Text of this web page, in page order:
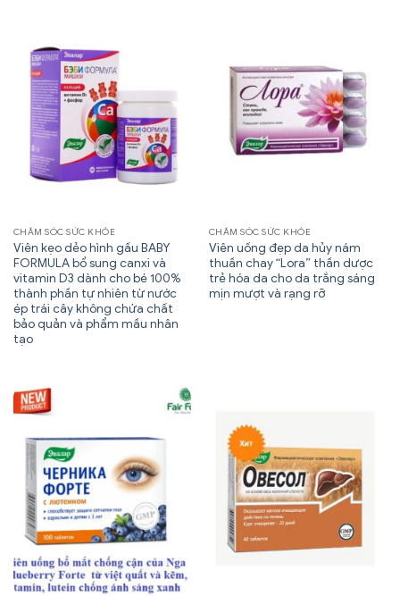
CHĂM SÓC SỨC KHỎE
Viên kẹo dẻo hình gấu BABY
FORMULA bổ sung canxi và
vitamin D3 dành cho bé 100%
thành phần tự nhiên từ nước
ép trái cây không chứa chất
bảo quản và phẩm mầu nhân
tạo
CHĂM SÓC SỨC KHỎE
Viên uống đẹp da hủy nám
thuần chay “Lora” thần dược
trẻ hóa da cho da trắng sáng
mịn mượt và rạng rỡ